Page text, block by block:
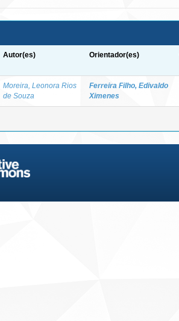
Autor(es) Orientador(es)
Moreira, Leonora Rios
de Souza
Ferreira Filho, Edivaldo
Ximenes